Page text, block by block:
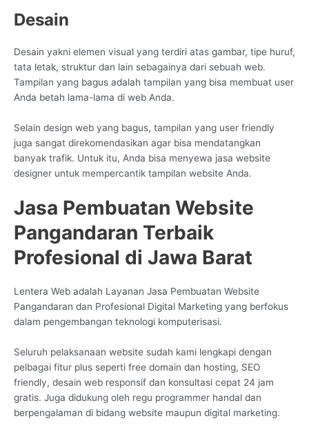
Desain
Desain yakni elemen visual yang terdiri atas gambar, tipe huruf,
tata letak, struktur dan lain sebagainya dari sebuah web.
Tampilan yang bagus adalah tampilan yang bisa membuat user
Anda betah lama-lama di web Anda.
Selain design web yang bagus, tampilan yang user friendly
juga sangat direkomendasikan agar bisa mendatangkan
banyak trafik. Untuk itu, Anda bisa menyewa jasa website
designer untuk mempercantik tampilan website Anda.
Jasa Pembuatan Website
Pangandaran Terbaik
Profesional di Jawa Barat
Lentera Web adalah Layanan Jasa Pembuatan Website
Pangandaran dan Profesional Digital Marketing yang berfokus
dalam pengembangan teknologi komputerisasi.
Seluruh pelaksanaan website sudah kami lengkapi dengan
pelbagai fitur plus seperti free domain dan hosting, SEO
friendly, desain web responsif dan konsultasi cepat 24 jam
gratis. Juga didukung oleh regu programmer handal dan
berpengalaman di bidang website maupun digital marketing.